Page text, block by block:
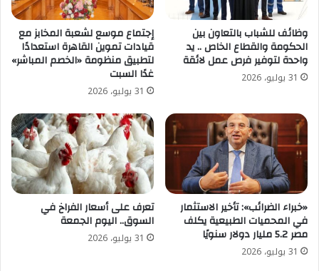
وظائف للشباب بالتعاون بين
الحكومة والقطاع الخاص .. يد
واحدة لتوفير فرص عمل لائقة
31 يوليو، 2026
إجتماع موسع لشعبة المخابز مع
قيادات تموين القاهرة استعدادًا
لتطبيق منظومة «الخصم المباشر»
غدًا السبت
31 يوليو، 2026
«خبراء الضرائب»: تأخير الاستثمار
في المحميات الطبيعية يكلف
مصر 5.2 مليار دولار سنويًا
31 يوليو، 2026
تعرف على أسعار الفراخ في
السوق.. اليوم الجمعة
31 يوليو، 2026